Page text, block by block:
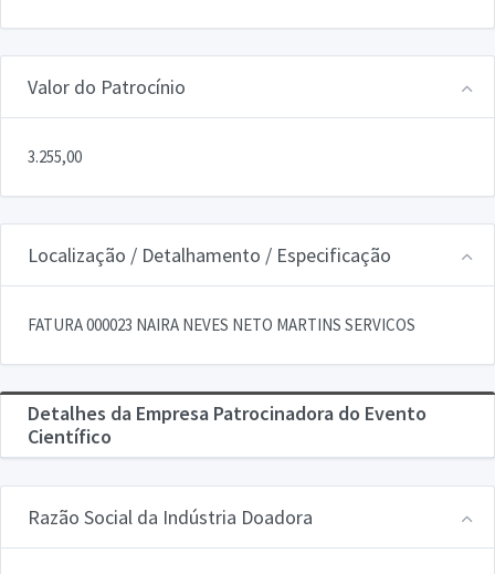
Valor do Patrocínio
3.255,00
Localização / Detalhamento / Especificação
FATURA 000023 NAIRA NEVES NETO MARTINS SERVICOS
Detalhes da Empresa Patrocinadora do Evento
Científico
Razão Social da Indústria Doadora